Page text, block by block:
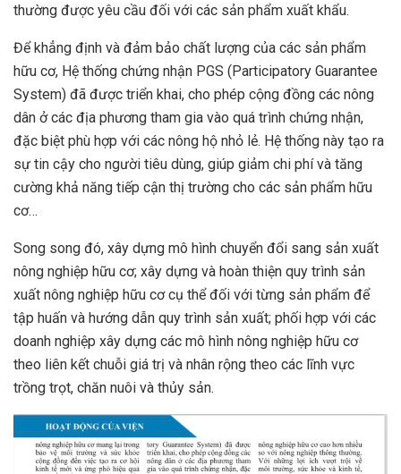
thường được yêu cầu đối với các sản phẩm xuất khẩu.
Để khẳng định và đảm bảo chất lượng của các sản phẩm
hữu cơ, Hệ thống chứng nhận PGS (Participatory Guarantee
System) đã được triển khai, cho phép cộng đồng các nông
dân ở các địa phương tham gia vào quá trình chứng nhận,
đặc biệt phù hợp với các nông hộ nhỏ lẻ. Hệ thống này tạo ra
sự tin cậy cho người tiêu dùng, giúp giảm chi phí và tăng
cường khả năng tiếp cận thị trường cho các sản phẩm hữu
cơ…
Song song đó, xây dựng mô hình chuyển đổi sang sản xuất
nông nghiệp hữu cơ; xây dựng và hoàn thiện quy trình sản
xuất nông nghiệp hữu cơ cụ thể đối với từng sản phẩm để
tập huấn và hướng dẫn quy trình sản xuất; phối hợp với các
doanh nghiệp xây dựng các mô hình nông nghiệp hữu cơ
theo liên kết chuỗi giá trị và nhân rộng theo các lĩnh vực
trồng trọt, chăn nuôi và thủy sản.